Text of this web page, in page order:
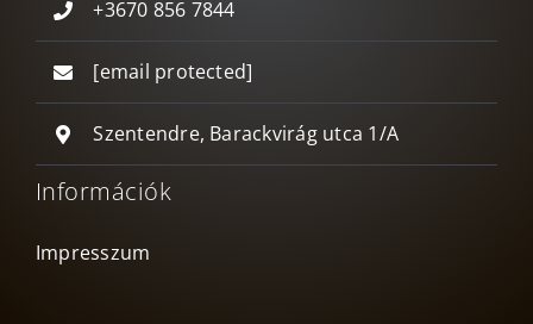
+3670 856 7844
[email protected]
Szentendre, Barackvirág utca 1/A
Információk
Impresszum